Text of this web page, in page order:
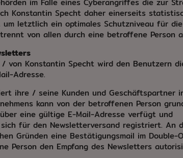
Konstantin Specht daher einerseits
um letztlich ein optimales Schutzniveau für
von allen durch eine betroffene Person
Konstantin Specht wird den Benutzern
Adresse.
ihre / seine Kunden und Geschäftspartner
kann von der betroffenen Person
eine gültige E-Mail-Adresse verfügt und
für den Newsletterversand registriert.
Gründen eine Bestätigungsmail im
Person den Empfang des Newsletters